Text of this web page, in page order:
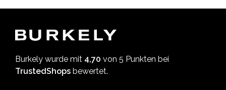
Burkely wurde mit 4,70 von 5 Punkten bei
TrustedShops bewertet.